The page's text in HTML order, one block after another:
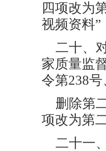
四项改为
视频资料
二十、
家质量监
令第238号
删除第
项改为第
二十一